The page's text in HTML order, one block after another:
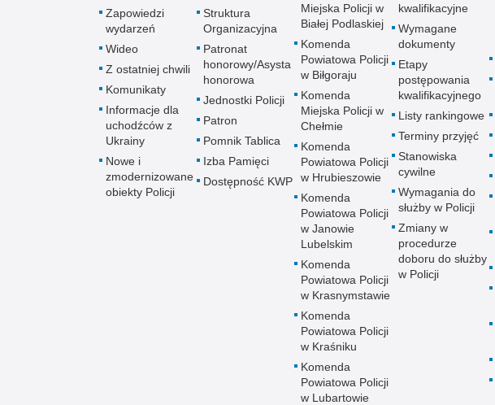
Zapowiedzi
wydarzeń
Wideo
Z ostatniej chwili
Komunikaty
Informacje dla
uchodźców z
Ukrainy
Nowe i
zmodernizowane
obiekty Policji
Struktura
Organizacyjna
Patronat
honorowy/Asysta
honorowa
Jednostki Policji
Patron
Pomnik Tablica
Izba Pamięci
Dostępność KWP
Miejska Policji w
Białej Podlaskiej
Komenda
Powiatowa Policji
w Biłgoraju
Komenda
Miejska Policji w
Chełmie
Komenda
Powiatowa Policji
w Hrubieszowie
Komenda
Powiatowa Policji
w Janowie
Lubelskim
Komenda
Powiatowa Policji
w Krasnymstawie
Komenda
Powiatowa Policji
w Kraśniku
Komenda
Powiatowa Policji
w Lubartowie
kwalifikacyjne
Wymagane
dokumenty
Etapy
postępowania
kwalifikacyjnego
Listy rankingowe
Terminy przyjęć
Stanowiska
cywilne
Wymagania do
służby w Policji
Zmiany w
procedurze
doboru do służby
w Policji